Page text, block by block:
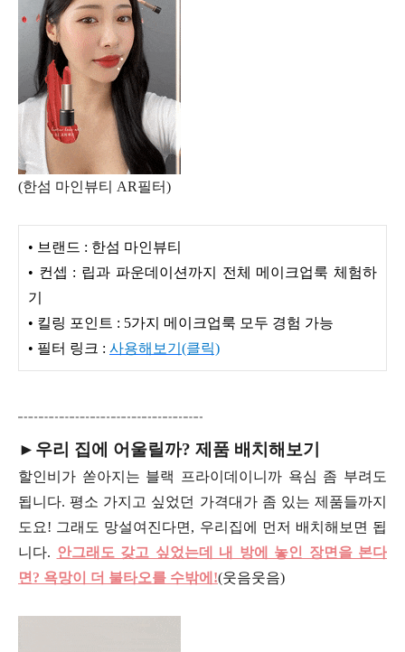
(한섬 마인뷰티 AR필터)
• 브랜드 : 한섬 마인뷰티
• 컨셉 : 립과 파운데이션까지 전체 메이크업룩 체험하
기
• 킬링 포인트 : 5가지 메이크업룩 모두 경험 가능
• 필터 링크 : 사용해보기(클릭)
►우리 집에 어울릴까? 제품 배치해보기
할인비가 쏟아지는 블랙 프라이데이니까 욕심 좀 부려도
됩니다. 평소 가지고 싶었던 가격대가 좀 있는 제품들까지
도요! 그래도 망설여진다면, 우리집에 먼저 배치해보면 됩
니다. 안그래도 갖고 싶었는데 내 방에 놓인 장면을 본다
면? 욕망이 더 불타오를 수밖에!(웃음웃음)